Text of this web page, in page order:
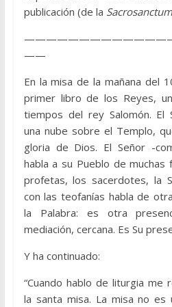
publicación (de la
——
En la misa de la mañana del
primer libro de los Reyes,
tiempos del rey Salomón. El
una nube sobre el Templo,
gloria de Dios. El Señor -
habla a su Pueblo de
profetas, los sacerdotes, la
con las teofanías habla de
la Palabra: es otra
mediación, cercana. Es Su
Y ha continuado:
“Cuando hablo de liturgia me
la santa misa. La misa no es